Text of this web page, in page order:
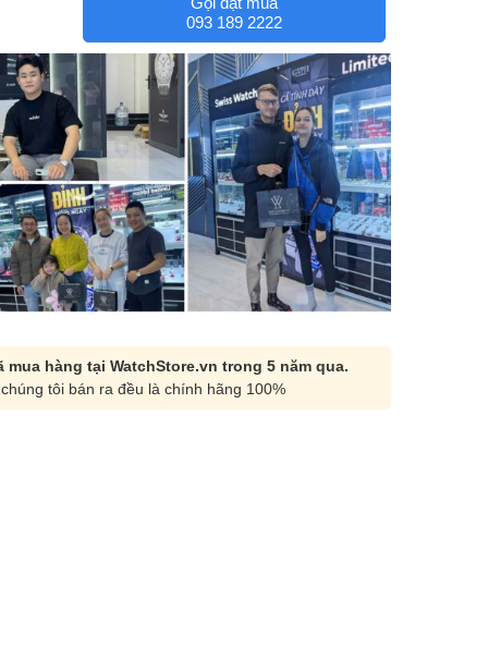
093 189 2222
mua hàng tại WatchStore.vn trong 5 năm qua.
tôi bán ra đều là chính hãng 100%